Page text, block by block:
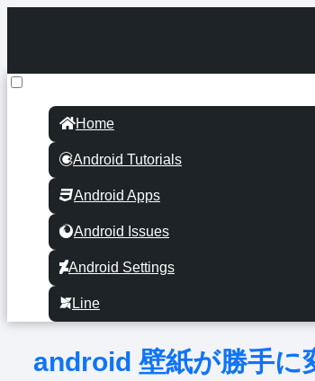
Home
Android Tutorials
Android Apps
Android Issues
Android Settings
Line
android 壁紙が勝手に